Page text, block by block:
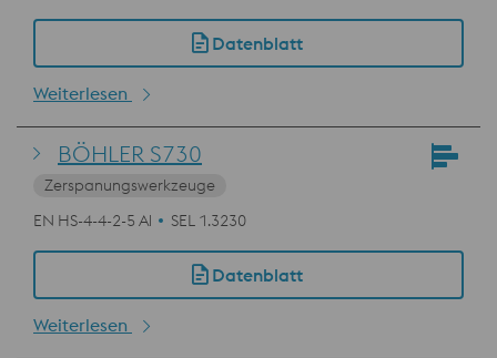
Datenblatt
Weiterlesen
BÖHLER S730
Zerspanungswerkzeuge
EN HS-4-4-2-5 Al
SEL 1.3230
Datenblatt
Weiterlesen